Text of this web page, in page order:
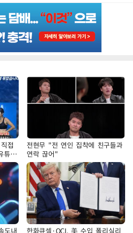
접
튜버
전현무 "전 연인 집착에 친구들과
연락 끊어"
도내 한화큐셀·OCI, 美 수입 폴리실리